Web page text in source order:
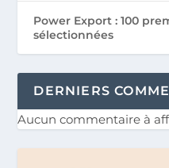
Power Export : 100
sélectionnées
DERNIERS
Aucun commentaire à